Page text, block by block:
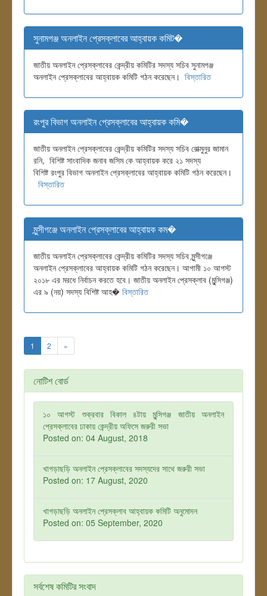
সুনামগঞ্জ অনলাইন প্রেসক্লাবের আহ্বায়ক কমিট�
জাতীয় অনলাইন প্রেসক্লাবের কেন্দ্রীয় কমিটির সদস্য সচিব সুনামগঞ্জ
অনলাইন প্রেসক্লাবের আহ্বায়ক কমিটি গঠন করেছেন। বিস্তারিত
রংপুর বিভাগ অনলাইন প্রেসক্লাবের আহ্বায়ক কমি�
জাতীয় অনলাইন প্রেসক্লাবের কেন্দ্রীয় কমিটির সদস্য সচিব রোক্মুনুর জামান
রনি, বিশিষ্ট সাংবাদিক জনাব জসিম কে আহ্বায়ক করে ২১ সদস্য
বিশিষ্ট রংপুর বিভাগ অনলাইন প্রেসক্লাবের আহ্বায়ক কমিটি গঠন করেছেন।
বিস্তারিত
মুন্সীগঞ্জে অনলাইন প্রেসক্লাবের আহ্বায়ক কম�
জাতীয় অনলাইন প্রেসক্লাবের কেন্দ্রীয় কমিটির সদস্য সচিব মুন্সীগঞ্জে
অনলাইন প্রেসক্লাবের আহ্বায়ক কমিটি গঠন করেছেন। আগামী ১০ আগস্ট
২০১৮ এর মরধে নির্বাচন করতে হবে। জাতীয় অনলাইন প্রেসক্লাব (মুন্সিগঞ্জ)
এর ৯ (নয়) সদস্য বিশিষ্ট আহ� বিস্তারিত
1 2 »
নোটিশ বোর্ড
১০ আগস্ট শুক্রবার বিকাল ৪টায় মুন্সিগঞ্জ জাতীয় অনলাইন
প্রেসক্লাবের ঢাকায় কেন্দ্রীয় অফিসে জরুরী সভা
Posted on: 04 August, 2018
খাগড়াছড়ি অনলাইন প্রেসক্লাবের সদস্যদের সাথে জরুরী সভা
Posted on: 17 August, 2020
খাগড়াছড়ি অনলাইন প্রেসক্লাব আহ্বায়ক কমিটি অনুমোদন
Posted on: 05 September, 2020
সর্বশেষ কমিটির সংবাদ